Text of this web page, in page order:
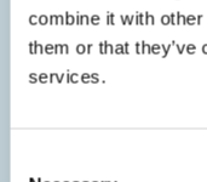
combine it with
them or that
services.
Infobreve m.
opholdsinfo mm.
Grundig